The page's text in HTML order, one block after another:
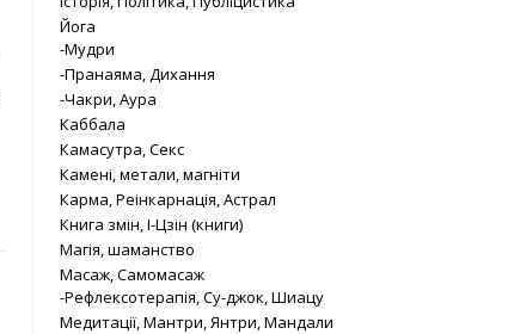
Йога
-Мудри
-Пранаяма, Дихання
-Чакри, Аура
Каббала
Камасутра, Секс
Камені, метали, магніти
Карма, Реінкарнація, Астрал
Книга змін, І-Цзін (книги)
Магія, шаманство
Масаж, Самомасаж
-Рефлексотерапія, Су-джок, Шиацу
Медитації, Мантри, Янтри, Мандали